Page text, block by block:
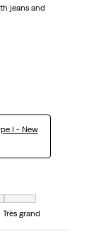
jeans and
I - New
à Très grand
Très grand